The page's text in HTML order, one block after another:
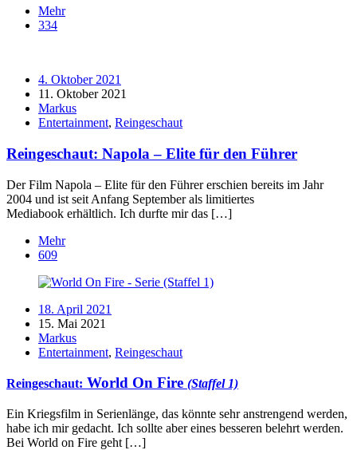
Mehr
334
4. Oktober 2021
11. Oktober 2021
Markus
Entertainment, Reingeschaut
Reingeschaut: Napola – Elite für den Führer
Der Film Napola – Elite für den Führer erschien bereits im Jahr
2004 und ist seit Anfang September als limitiertes
Mediabook erhältlich. Ich durfte mir das […]
Mehr
609
18. April 2021
15. Mai 2021
Markus
Entertainment, Reingeschaut
Reingeschaut: World On Fire (Staffel 1)
Ein Kriegsfilm in Serienlänge, das könnte sehr anstrengend werden,
habe ich mir gedacht. Ich sollte aber eines besseren belehrt werden.
Bei World on Fire geht […]